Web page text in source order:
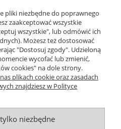
ZAPISZ SIĘ
NAS
pliki niezbędne do poprawnego
zaakceptować wszystkie
wszystkie", lub odmówić ich
Możesz też dostosować
"Dostosuj zgody". Udzieloną
wycofać lub zmienić,
cookies" na dole strony.
plikach cookie oraz zasadach
znajdziesz w Polityce
niezbędne